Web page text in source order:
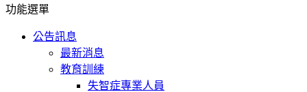
功能選單
公告訊息
最新消息
教育訓練
失智症專業人員